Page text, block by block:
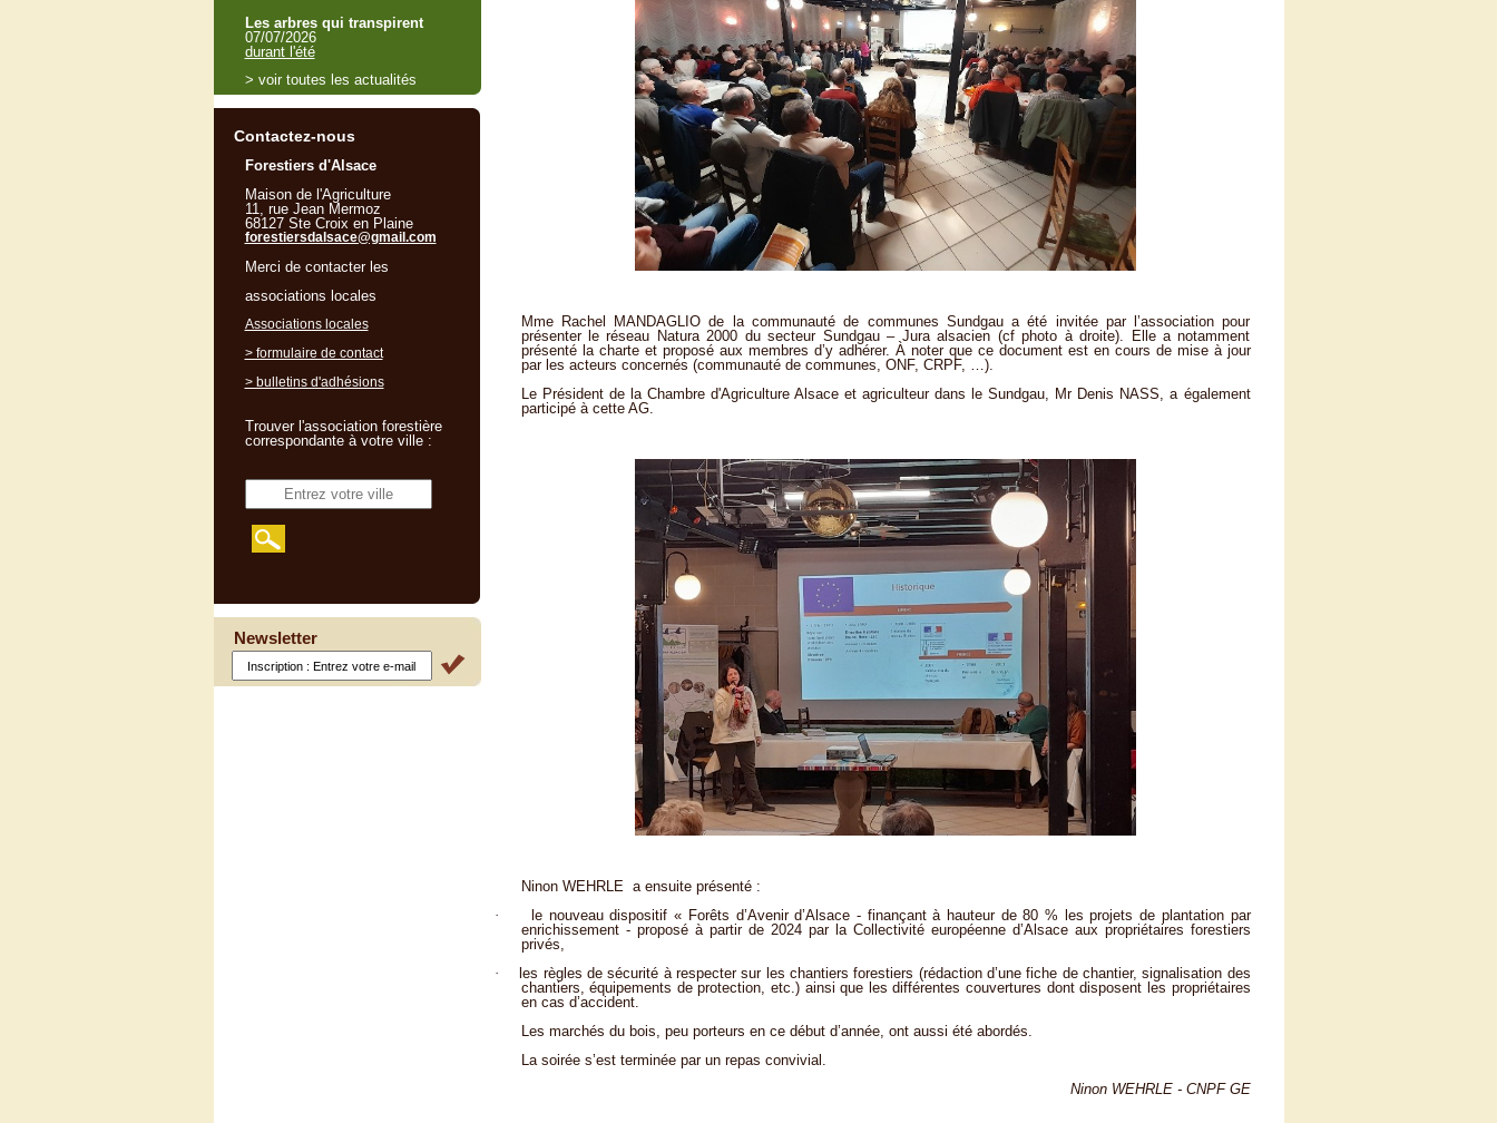
Mme Rachel MANDAGLIO de la communauté de communes Sundgau a été invitée par l’association pour
présenter le réseau Natura 2000 du secteur Sundgau – Jura alsacien (cf photo à droite). Elle a notamment
présenté la charte et proposé aux membres d’y adhérer. À noter que ce document est en cours de mise à jour
par les acteurs concernés (communauté de communes, ONF, CRPF, …).
Le Président de la Chambre d'Agriculture Alsace et agriculteur dans le Sundgau, Mr Denis NASS, a également
participé à cette AG.
Ninon WEHRLE a ensuite présenté :
·
le nouveau dispositif « Forêts d’Avenir d’Alsace - finançant à hauteur de 80 % les projets de plantation par
enrichissement - proposé à partir de 2024 par la Collectivité européenne d’Alsace aux propriétaires forestiers
privés,
·
les règles de sécurité à respecter sur les chantiers forestiers (rédaction d’une fiche de chantier, signalisation des
chantiers, équipements de protection, etc.) ainsi que les différentes couvertures dont disposent les propriétaires
en cas d’accident.
Les marchés du bois, peu porteurs en ce début d’année, ont aussi été abordés.
La soirée s’est terminée par un repas convivial.
Ninon WEHRLE - CNPF GE
Les arbres qui transpirent
07/07/2026
durant l'été
> voir toutes les actualités
Contactez-nous
Forestiers d'Alsace
Maison de l'Agriculture
11, rue Jean Mermoz
68127 Ste Croix en Plaine
forestiersdalsace@gmail.com
Merci de contacter les
associations locales
Associations locales
> formulaire de contact
> bulletins d'adhésions
Trouver l'association forestière
correspondante à votre ville :
Newsletter